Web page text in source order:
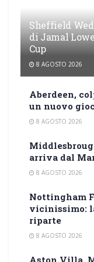
Sheffield
di Jamal
Cup
8 AGOSTO 2026
Aberdeen,
un nuovo
8 AGOSTO 2026
arriva dal
8 AGOSTO 2026
Nottingham
vicinissimo:
riparte
8 AGOSTO 2026
Aston Villa,